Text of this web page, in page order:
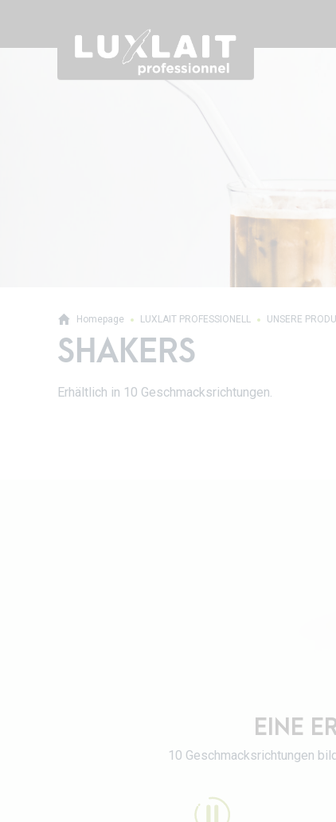
Homepage LUXLAIT PROFESSIONELL UNSERE
SHAKERS
Erhältlich in 10 Geschmacksrichtungen.
EINE
10 Geschmacksrichtungen